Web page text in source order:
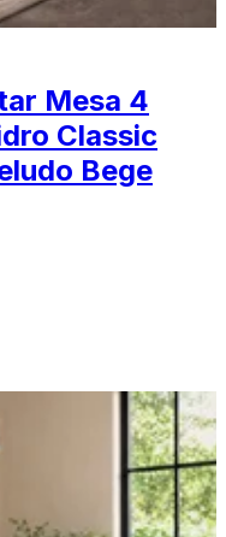
Mesa 4
Classic
Bege